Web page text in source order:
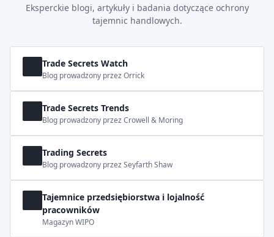
Eksperckie blogi, artykuły i badania dotyczące ochrony
tajemnic handlowych.
Trade Secrets Watch
Blog prowadzony przez Orrick
Trade Secrets Trends
Blog prowadzony przez Crowell & Moring
Trading Secrets
Blog prowadzony przez Seyfarth Shaw
Tajemnice przedsiębiorstwa i lojalność
pracowników
Magazyn WIPO